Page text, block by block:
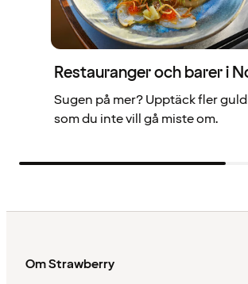
Restauranger och barer i
Sugen på mer? Upptäck fler
som du inte vill gå miste om.
Om Strawberry